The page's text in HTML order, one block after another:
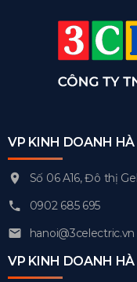
VP KINH DOANH HÀ
Số 06 A16, Đô thị
0902 685 695
hanoi@3celectric.vn
VP KINH DOANH HÀ